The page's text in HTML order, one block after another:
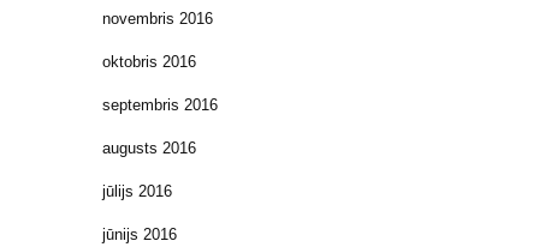
novembris 2016
oktobris 2016
septembris 2016
augusts 2016
jūlijs 2016
jūnijs 2016